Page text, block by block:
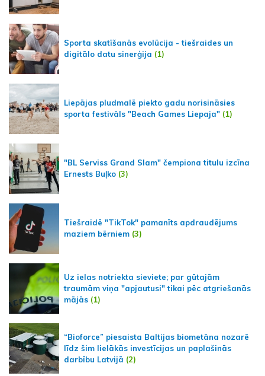
Sporta skatīšanās evolūcija - tiešraides un
digitālo datu sinerģija (1)
Liepājas pludmalē piekto gadu norisināsies
sporta festivāls "Beach Games Liepaja" (1)
"BL Serviss Grand Slam" čempiona titulu izcīna
Ernests Buļko (3)
Tiešraidē "TikTok" pamanīts apdraudējums
maziem bērniem (3)
Uz ielas notriekta sieviete; par gūtajām
traumām viņa "apjautusi" tikai pēc atgriešanās
mājās (1)
“Bioforce” piesaista Baltijas biometāna nozarē
līdz šim lielākās investīcijas un paplašinās
darbību Latvijā (2)